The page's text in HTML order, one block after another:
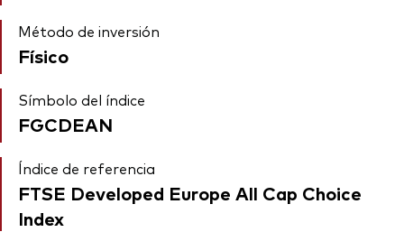
Método de inversión
Físico
Símbolo del índice
FGCDEAN
Índice de referencia
FTSE Developed Europe All Cap Choice
Index